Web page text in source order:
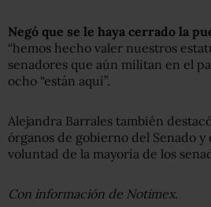
Negó que se le haya cerrado la
“hemos hecho valer nuestros
senadores que aún militan en el
ocho “están aquí”.
Alejandra Barrales también
órganos de gobierno del Senado y
voluntad de la mayoría de los
Con información de Notimex.